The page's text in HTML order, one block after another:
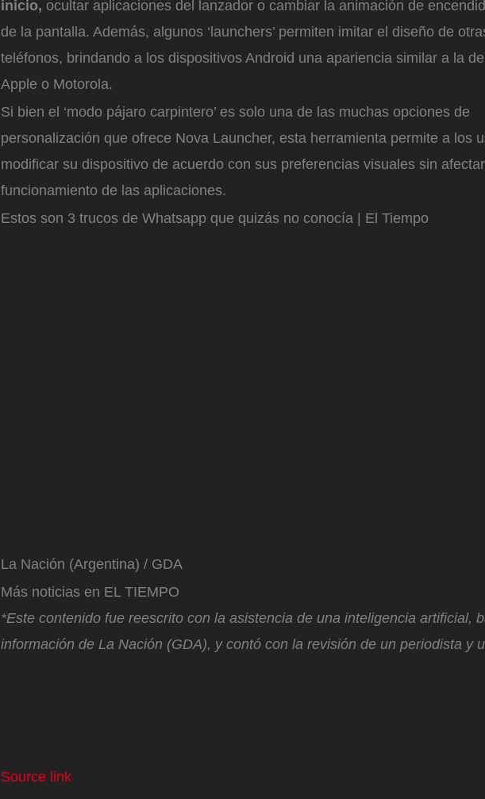
inicio, ocultar aplicaciones del lanzador o cambiar la animación de
de la pantalla. Además, algunos ‘launchers’ permiten imitar el diseño de
teléfonos, brindando a los dispositivos Android una apariencia similar a la
Apple o Motorola.
Si bien el ‘modo pájaro carpintero’ es solo una de las muchas opciones de
personalización que ofrece Nova Launcher, esta herramienta permite a los
modificar su dispositivo de acuerdo con sus preferencias visuales sin afectar
funcionamiento de las aplicaciones.
Estos son 3 trucos de Whatsapp que quizás no conocía | El Tiempo
La Nación (Argentina) / GDA
Más noticias en EL TIEMPO
*Este contenido fue reescrito con la asistencia de una inteligencia artificial,
información de La Nación (GDA), y contó con la revisión de un periodista y
Source link